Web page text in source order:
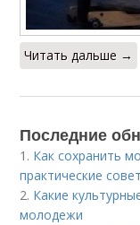
Читать дальше →
Последние
1. Как сохранить
практические
2. Какие
молодежи